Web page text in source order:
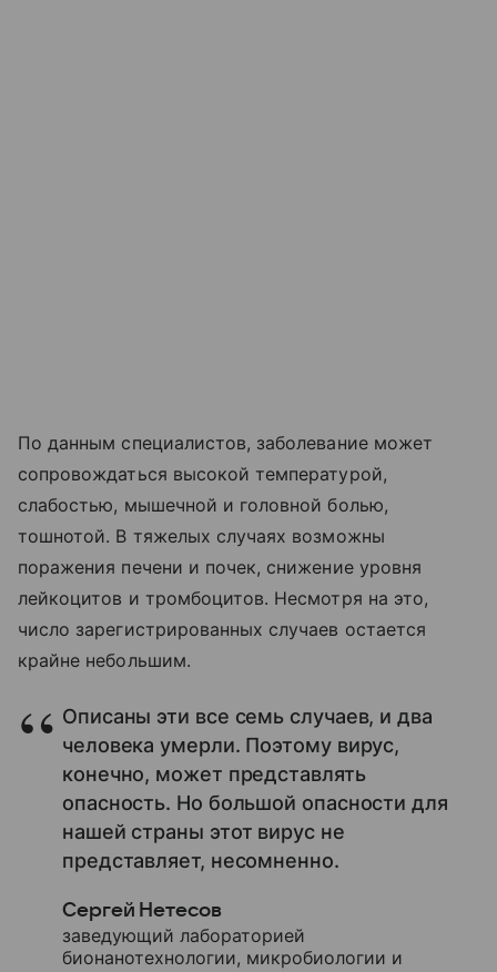
По данным специалистов, заболевание может
сопровождаться высокой температурой,
слабостью, мышечной и головной болью,
тошнотой. В тяжелых случаях возможны
поражения печени и почек, снижение уровня
лейкоцитов и тромбоцитов. Несмотря на это,
число зарегистрированных случаев остается
крайне небольшим.
Описаны эти все семь случаев, и два
человека умерли. Поэтому вирус,
конечно, может представлять
опасность. Но большой опасности для
нашей страны этот вирус не
представляет, несомненно.
Сергей Нетесов
заведующий лабораторией
бионанотехнологии, микробиологии и